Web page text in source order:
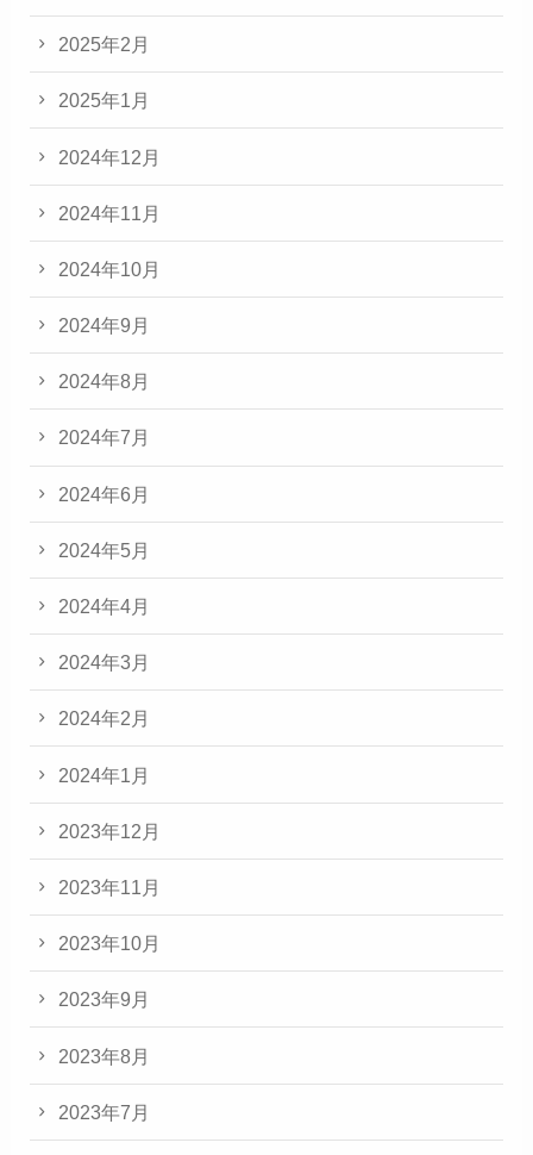
2025年2月
2025年1月
2024年12月
2024年11月
2024年10月
2024年9月
2024年8月
2024年7月
2024年6月
2024年5月
2024年4月
2024年3月
2024年2月
2024年1月
2023年12月
2023年11月
2023年10月
2023年9月
2023年8月
2023年7月